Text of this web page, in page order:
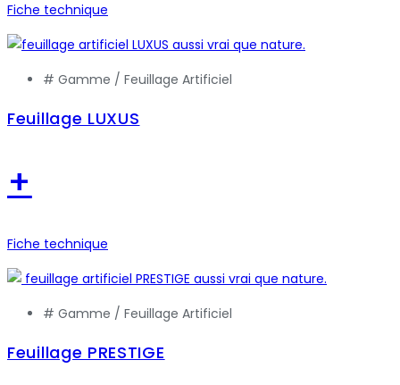
Fiche technique
# Gamme / Feuillage Artificiel
Feuillage LUXUS
+
Fiche technique
# Gamme / Feuillage Artificiel
Feuillage PRESTIGE